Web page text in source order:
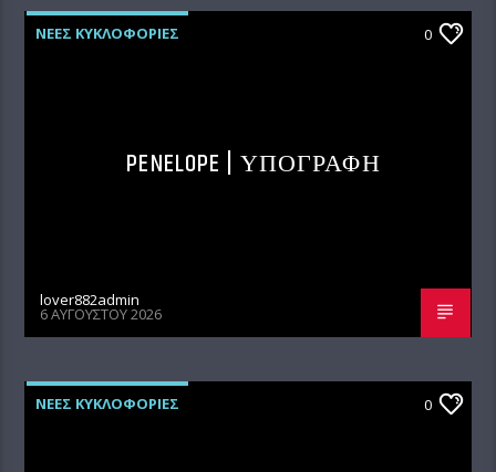
ΝΕΕΣ ΚΥΚΛΟΦΟΡΙΕΣ 0
PENELOPE | ΥΠΟΓΡΑΦΗ
lover882admin
6 ΑΥΓΟΎΣΤΟΥ 2026
ΝΕΕΣ ΚΥΚΛΟΦΟΡΙΕΣ 0